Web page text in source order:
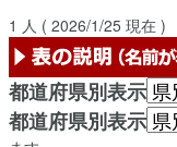
1 人 ( 2026/1/25 現在 )
都道府県別表示
都道府県別表示